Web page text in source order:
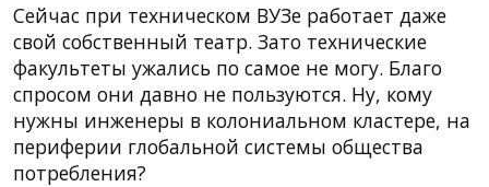
Сейчас при техническом ВУЗе работает даже
свой собственный театр. Зато технические
факультеты ужались по самое не могу. Благо
спросом они давно не пользуются. Ну, кому
нужны инженеры в колониальном кластере, на
периферии глобальной системы общества
потребления?